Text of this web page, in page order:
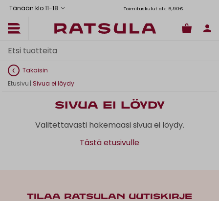
Tänään klo 11-18 Toimituskulut alk. 6,90€
Takaisin
Etusivu | Sivua ei löydy
Sivua ei löydy
Valitettavasti hakemaasi sivua ei löydy.
Tästä etusivulle
TILAA RATSULAN UUTISKIRJE